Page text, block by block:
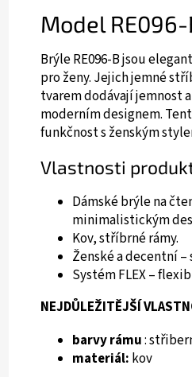
Model RE096-
BrýleRE096-Bjsou
pro ženy. Jejich jemné
tvarem dodávají jemnost
moderním designem.
funkčnost s ženským
Vlastnosti
Dámské brýle na
minimalistickým
Kov, stříbrné rámy.
Ženské a decentní
Systém FLEX –
NEJDŮLEŽITĚJŠÍ
barvy rámu:
materiál: kov